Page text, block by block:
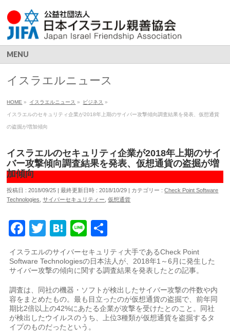
MENU
イスラエルニュース
HOME » イスラエルニュース » ビジネス »
イスラエルのセキュリティ企業が2018年上期のサイバー攻撃傾向調査結果を発表、仮想通貨
の盗掘が増加傾向
イスラエルのセキュリティ企業が2018年上期のサイ
バー攻撃傾向調査結果を発表、仮想通貨の盗掘が増
加傾向
投稿日 : 2018/09/25 最終更新日時 : 2018/10/29 カテゴリー :Check Point Software
Technologies ,サイバーセキュリティー ,仮想通貨
Facebook
Twitter
Hatena
Line
有
イスラエルのサイバーセキュリティ大手であるCheck Point
Software Technologiesの日本法人が、2018年1～6月に発生した
サイバー攻撃の傾向に関する調査結果を発表したとの記事。
調査は、同社の機器・ソフトが検出したサイバー攻撃の件数や内
容をまとめたもの。最も目立ったのが仮想通貨の盗掘で、前年同
期比2倍以上の42%にあたる企業が攻撃を受けたとのこと。同社
が検出したウイルスのうち、上位3種類が仮想通貨を盗掘するタ
イプのものだったという。